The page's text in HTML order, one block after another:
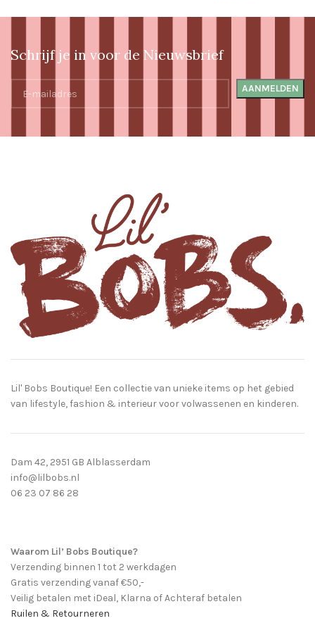
Schrijf je in voor de Nieuwsbrief
Lil' Bobs Boutique! Een collectie van unieke items op het gebied
van lifestyle, fashion & interieur voor volwassenen en kinderen.
Dam 42, 2951 GB Alblasserdam
info@lilbobs.nl
06 23 07 86 28
Waarom Lil’ Bobs Boutique?
Verzending binnen 1 tot 2 werkdagen
Gratis verzending vanaf €50,-
Veilig betalen met iDeal, Klarna of Achteraf betalen
Ruilen & Retourneren